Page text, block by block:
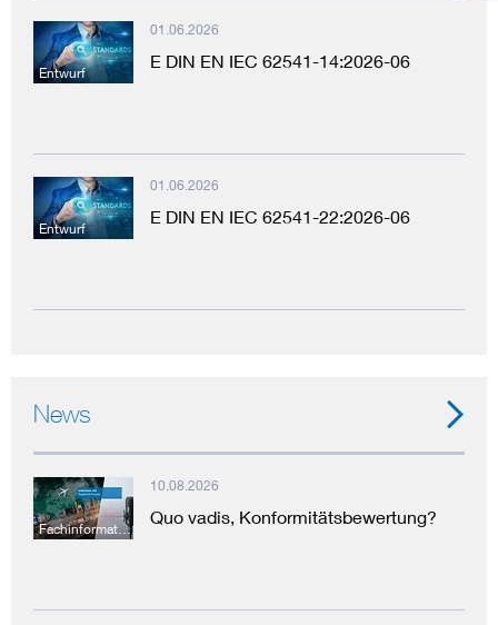
Entwurf
01.06.2026
E DIN EN IEC 62541-14:2026-06
Entwurf
01.06.2026
E DIN EN IEC 62541-22:2026-06
News
Fachinformation
10.08.2026
Quo vadis, Konformitätsbewertung?